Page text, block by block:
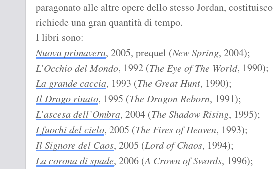
paragonato alle altre opere dello stesso Jordan,
richiede una gran quantità di tempo.
I libri sono:
Nuova primavera, 2005, prequel (New Spring, 2004);
L’Occhio del Mondo, 1992 (The Eye of The World, 1990);
La grande caccia, 1993 (The Great Hunt, 1990);
Il Drago rinato, 1995 (The Dragon Reborn, 1991);
L’ascesa dell’Ombra, 2004 (The Shadow Rising, 1995);
I fuochi del cielo, 2005 (The Fires of Heaven, 1993);
Il Signore del Caos, 2005 (Lord of Chaos, 1994);
La corona di spade, 2006 (A Crown of Swords, 1996);